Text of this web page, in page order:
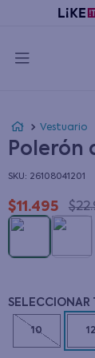
Vestuario
Polerón
: 26108041201
$11 .495 $22.
10 12